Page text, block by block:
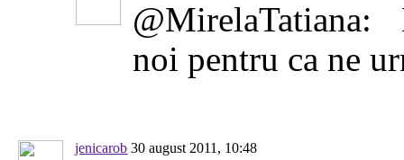
noi pentru ca ne
jenicarob 30 august 2011, 10:48